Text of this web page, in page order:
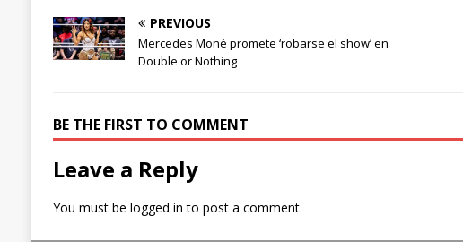
PREVIOUS
Mercedes Moné promete ‘robarse el show’ en
Double or Nothing
BE THE FIRST TO COMMENT
Leave a Reply
You must be logged in to post a comment.